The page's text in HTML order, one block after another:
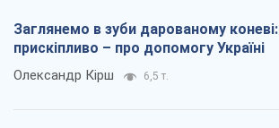
Заглянемо в зуби дарованому коневі:
прискіпливо – про допомогу Україні
Олександр Кірш 6,5 т.